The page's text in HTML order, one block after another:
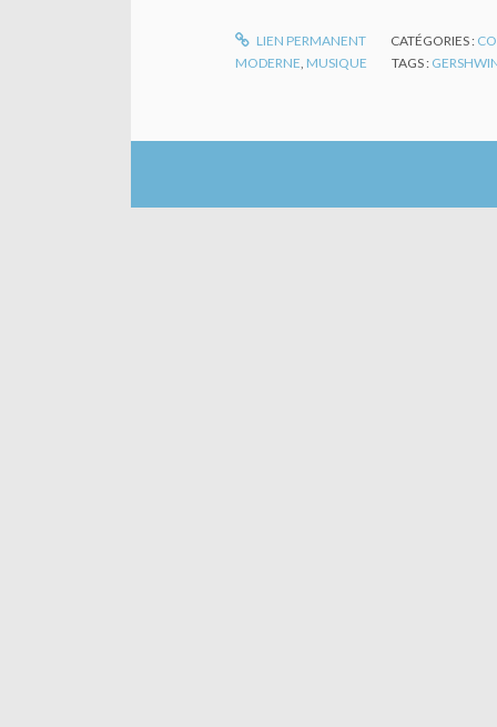
LIEN PERMANENT CATÉGORIES :
MODERNE, MUSIQUE TAGS :